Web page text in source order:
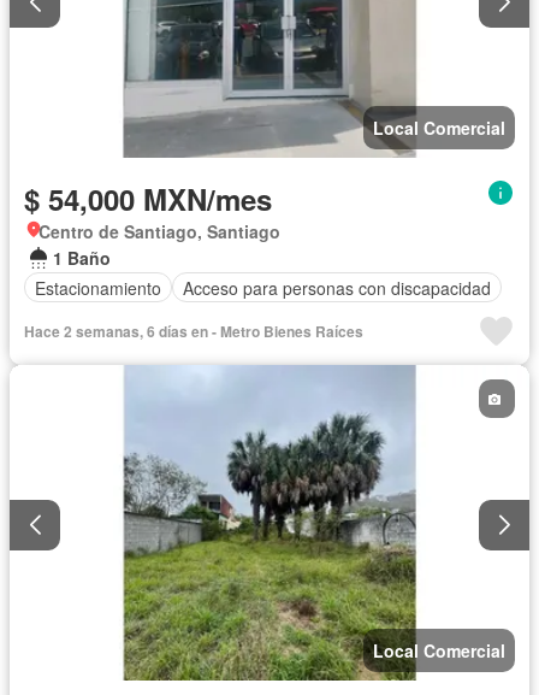
Local Comercial
$ 54,000 MXN/mes
Centro de Santiago, Santiago
1 Baño
Estacionamiento
Acceso para personas con discapacidad
Hace 2 semanas, 6 días en - Metro Bienes Raíces
Local Comercial